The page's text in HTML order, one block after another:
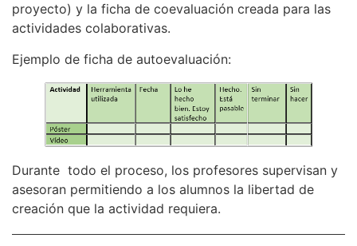
proyecto) y la ficha de coevaluación creada para las
actividades colaborativas.
Ejemplo de ficha de autoevaluación:
Durante todo el proceso, los profesores supervisan y
asesoran permitiendo a los alumnos la libertad de
creación que la actividad requiera.